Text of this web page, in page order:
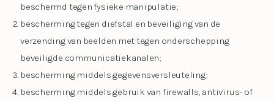
beschermd tegen fysieke manipulatie;
bescherming tegen diefstal en beveiliging van de
verzending van beelden met tegen onderschepping
beveiligde communicatiekanalen;
bescherming middels gegevensversleuteling;
bescherming middels gebruik van firewalls, antivirus- of